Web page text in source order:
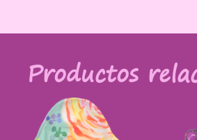
Productos